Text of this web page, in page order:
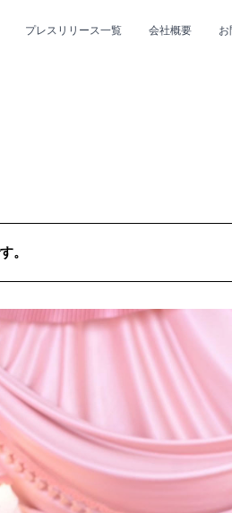
プレスリリース一覧 会社概要 お
ンガーグループ #R&B/ソウル
。